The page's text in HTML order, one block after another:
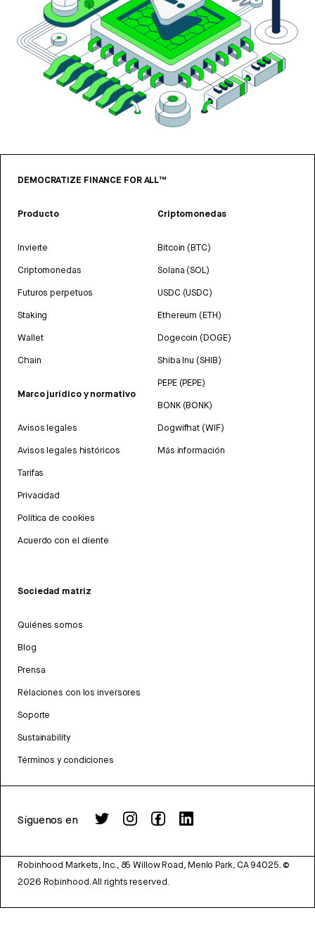
DEMOCRATIZE FINANCE FOR ALL™
Producto
Invierte
Criptomonedas
Futuros perpetuos
Staking
Wallet
Chain
Marco jurídico y normativo
Avisos legales
Avisos legales históricos
Tarifas
Privacidad
Política de cookies
Acuerdo con el cliente
Criptomonedas
Bitcoin (BTC)
Solana (SOL)
USDC (USDC)
Ethereum (ETH)
Dogecoin (DOGE)
Shiba Inu (SHIB)
PEPE (PEPE)
BONK (BONK)
Dogwifhat (WIF)
Más información
Sociedad matriz
Quiénes somos
Blog
Prensa
Relaciones con los inversores
Soporte
Sustainability
Términos y condiciones
Síguenos en
Robinhood Markets, Inc., 85 Willow Road, Menlo Park, CA 94025. ©
2026 Robinhood. All rights reserved.